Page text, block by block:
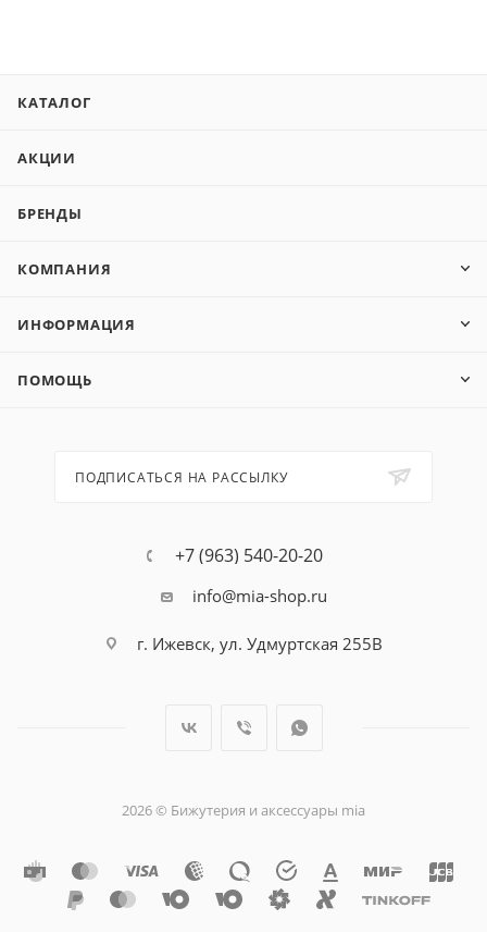
КАТАЛОГ
АКЦИИ
БРЕНДЫ
КОМПАНИЯ
ИНФОРМАЦИЯ
ПОМОЩЬ
ПОДПИСАТЬСЯ НА РАССЫЛКУ
+7 (963) 540-20-20
info@mia-shop.ru
г. Ижевск, ул. Удмуртская 255В
2026 © Бижутерия и аксессуары mia